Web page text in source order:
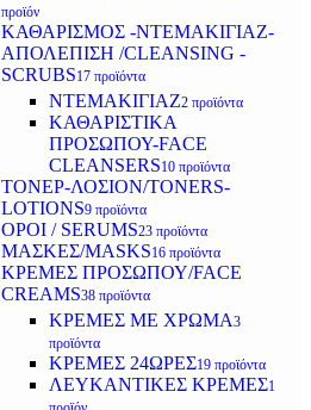
προϊόν
ΚΑΘΑΡΙΣΜΟΣ -ΝΤΕΜΑΚΙΓΙΑΖ-
ΑΠΟΛΕΠΙΣΗ /CLEANSING -
SCRUBS17 προϊόντα
ΝΤΕΜΑΚΙΓΙΑΖ2 προϊόντα
ΚΑΘΑΡΙΣΤΙΚΑ
ΠΡΟΣΩΠΟΥ-FACE
CLEANSERS10 προϊόντα
ΤΟΝΕΡ-ΛΟΣΙΟΝ/TONERS-
LOTIONS9 προϊόντα
ΟΡΟΙ / SERUMS23 προϊόντα
ΜΑΣΚΕΣ/MASKS16 προϊόντα
ΚΡΕΜΕΣ ΠΡΟΣΩΠΟΥ/FACE
CREAMS38 προϊόντα
ΚΡΕΜΕΣ ΜΕ ΧΡΩΜΑ3
προϊόντα
ΚΡΕΜΕΣ 24ΩΡΕΣ19 προϊόντα
ΛΕΥΚΑΝΤΙΚΕΣ ΚΡΕΜΕΣ1